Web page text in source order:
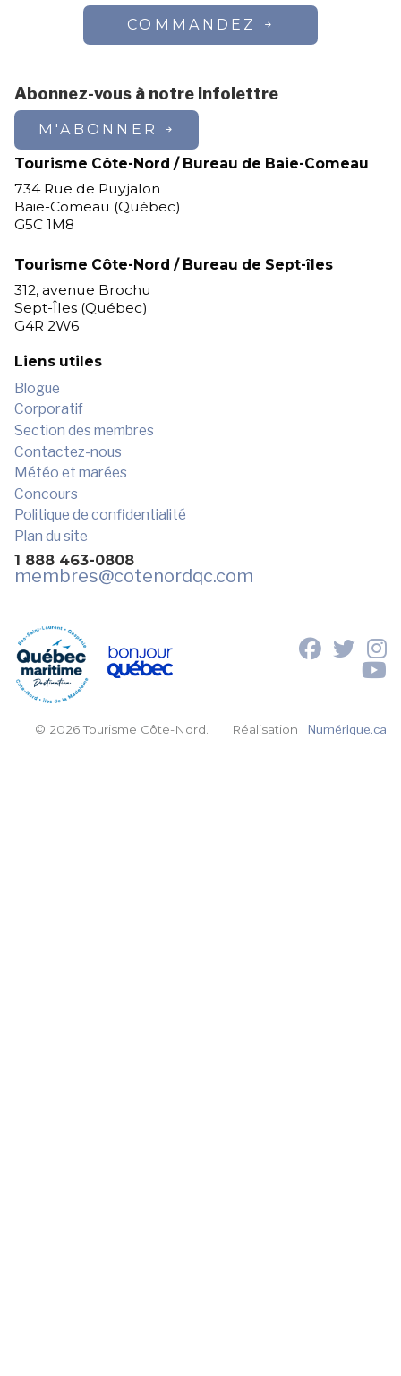
COMMANDEZ
Abonnez-vous à notre infolettre
M'ABONNER
Tourisme Côte-Nord / Bureau de Baie-Comeau
734 Rue de Puyjalon
Baie-Comeau (Québec)
G5C 1M8
Tourisme Côte-Nord / Bureau de Sept-îles
312, avenue Brochu
Sept-Îles (Québec)
G4R 2W6
Liens utiles
Blogue
Corporatif
Section des membres
Contactez-nous
Météo et marées
Concours
Politique de confidentialité
Plan du site
1 888 463-0808
membres@cotenordqc.com
© 2026 Tourisme Côte-Nord. Réalisation :Numérique.ca